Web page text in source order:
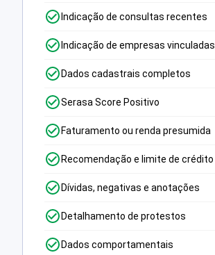
Indicação de consultas recentes
Indicação de empresas vinculadas
Dados cadastrais completos
Serasa Score Positivo
Faturamento ou renda presumida
Recomendação e limite de crédito
Dívidas, negativas e anotações
Detalhamento de protestos
Dados comportamentais